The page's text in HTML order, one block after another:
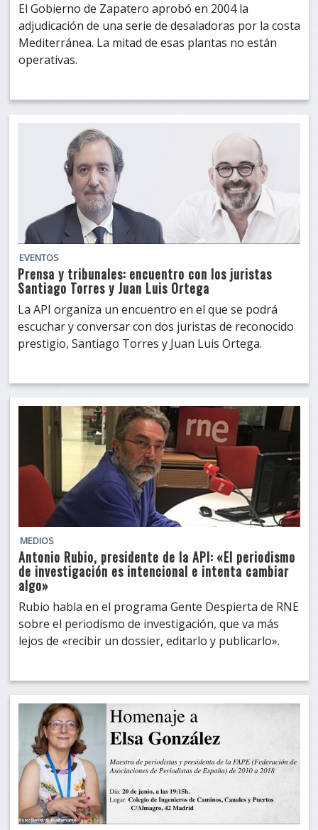
El Gobierno de Zapatero aprobó en 2004 la
adjudicación de una serie de desaladoras por la costa
Mediterránea. La mitad de esas plantas no están
operativas.
EVENTOS
Prensa y tribunales: encuentro con los juristas
Santiago Torres y Juan Luis Ortega
La API organiza un encuentro en el que se podrá
escuchar y conversar con dos juristas de reconocido
prestigio, Santiago Torres y Juan Luis Ortega.
MEDIOS
Antonio Rubio, presidente de la API: «El periodismo
de investigación es intencional e intenta cambiar
algo»
Rubio habla en el programa Gente Despierta de RNE
sobre el periodismo de investigación, que va más
lejos de «recibir un dossier, editarlo y publicarlo».